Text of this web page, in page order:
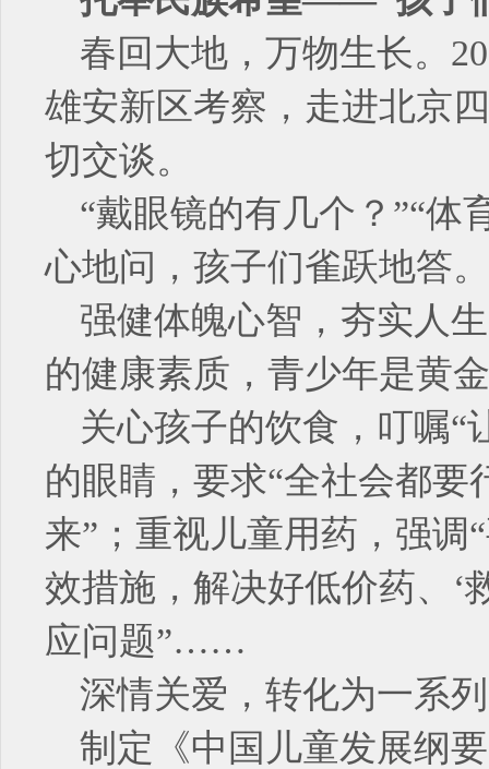
春回大地，万物生长。
雄安新区考察，走进北京
切交谈。
“戴眼镜的有几个？”“体
心地问，孩子们雀跃地答。
强健体魄心智，夯实人
的健康素质，青少年是黄
关心孩子的饮食，叮嘱“
的眼睛，要求“全社会都要
来”；重视儿童用药，强调
效措施，解决好低价药、‘
应问题”……
深情关爱，转化为一系
制定《中国儿童发展纲